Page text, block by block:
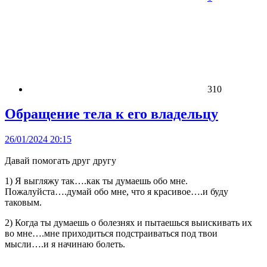
310
Обращение тела к его владельцу
26/01/2024 20:15
Давай помогать друг другу
1) Я выгляжу так….как ты думаешь обо мне.
Пожалуйста….думай обо мне, что я красивое….и буду
таковым.
2) Когда ты думаешь о болезнях и пытаешься выискивать их
во мне….мне приходиться подстраиваться под твои
мысли….и я начинаю болеть.